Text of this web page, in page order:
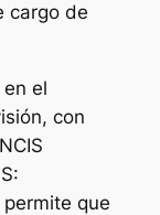
cargo de
el
con
NCIS
que